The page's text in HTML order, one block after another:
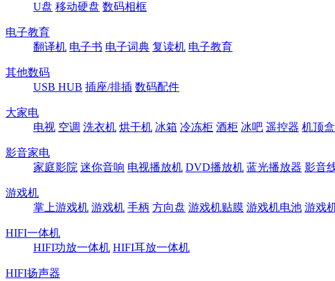
U盘 移动硬盘 数码相框
电子教育
翻译机 电子书 电子词典 复读机 电子教育
其他数码
USB HUB 插座/排插 数码配件
大家电
电视 空调 洗衣机 烘干机 冰箱 冷冻柜 酒柜 冰吧 遥控器 机顶盒
影音家电
家庭影院 迷你音响 电视播放机 DVD播放机 蓝光播放器 影音
游戏机
掌上游戏机 游戏机 手柄 方向盘 游戏机贴膜 游戏机电池 游戏
HIFI一体机
HIFI功放一体机 HIFI耳放一体机
HIFI扬声器